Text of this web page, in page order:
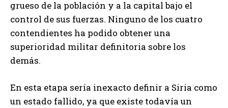
grueso de la población y a la capital bajo el
control de sus fuerzas. Ninguno de los cuatro
contendientes ha podido obtener una
superioridad militar definitoria sobre los
demás.
En esta etapa sería inexacto definir a Siria como
un estado fallido, ya que existe todavía un